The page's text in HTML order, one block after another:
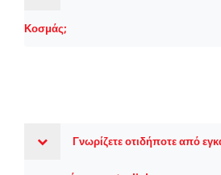
Κοσμάς;
Γνωρίζετε οτιδήποτε από